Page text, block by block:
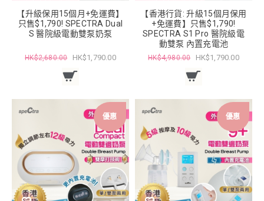
【升級保用15個月+免運費】
只售$1,790! SPECTRA Dual
S 醫院級電動雙泵奶泵
HK$2,680.00 HK$1,790.00
【香港行貨: 升級15個月保用
+免運費】只售$1,790!
SPECTRA S1 Pro 醫院級電
動雙泵 內置充電池
HK$4,980.00 HK$1,790.00
優惠 優惠